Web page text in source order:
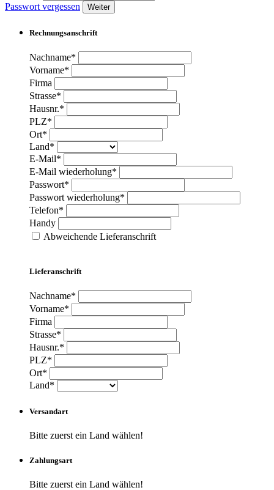
Passwort vergessen
Weiter
Rechnungsanschrift
Nachname*
Vorname*
Firma
Strasse*
Hausnr.*
PLZ*
Ort*
Land*
E-Mail*
E-Mail wiederholung*
Passwort*
Passwort wiederholung*
Telefon*
Handy
Abweichende Lieferanschrift
Lieferanschrift
Nachname*
Vorname*
Firma
Strasse*
Hausnr.*
PLZ*
Ort*
Land*
Versandart
Bitte zuerst ein Land wählen!
Zahlungsart
Bitte zuerst ein Land wählen!